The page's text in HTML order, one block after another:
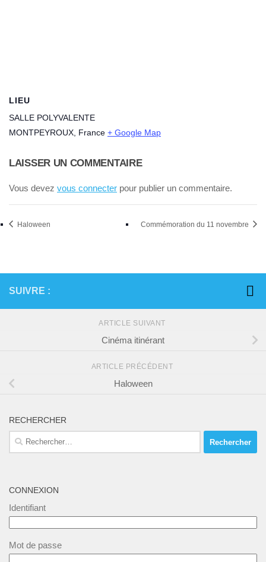
LIEU
SALLE POLYVALENTE
MONTPEYROUX France + Google Map
LAISSER UN COMMENTAIRE
Vous devez vous connecter pour publier un commentaire.
Haloween Commémoration du 11 novembre
SUIVRE :
ARTICLE SUIVANT
Cinéma itinérant
ARTICLE PRÉCÉDENT
Haloween
RECHERCHER
Rechercher :
CONNEXION
Identifiant
Mot de passe